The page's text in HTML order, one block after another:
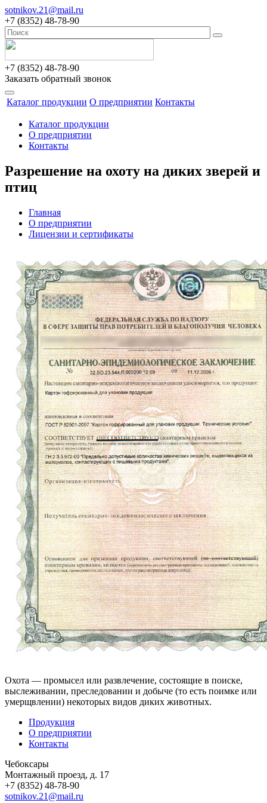
sotnikov.21@mail.ru
+7 (8352) 48-78-90
+7 (8352) 48-78-90
Заказать обратный звонок
Каталог продукции О предприятии Контакты
Каталог продукции
О предприятии
Контакты
Разрешение на охоту на диких зверей и
птиц
Главная
О предприятии
Лицензии и сертификаты
Охота — промысел или развлечение, состоящие в поиске,
выслеживании, преследовании и добыче (то есть поимке или
умерщвлении) некоторых видов диких животных.
Продукция
О предприятии
Контакты
Чебоксары
Монтажный проезд, д. 17
+7 (8352) 48-78-90
sotnikov.21@mail.ru